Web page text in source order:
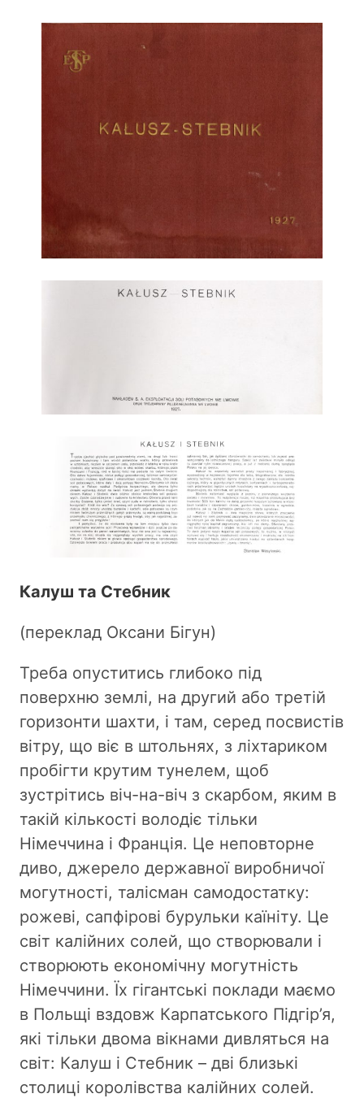
Калуш та Стебник
(переклад Оксани Бігун)
Треба опуститись глибоко під
поверхню землі, на другий або третій
горизонти шахти, і там, серед посвистів
вітру, що віє в штольнях, з ліхтариком
пробігти крутим тунелем, щоб
зустрітись віч-на-віч з скарбом, яким в
такій кількості володіє тільки
Німеччина і Франція. Це неповторне
диво, джерело державної виробничої
могутності, талісман самодостатку:
рожеві, сапфірові бурульки каїніту. Це
світ калійних солей, що створювали і
створюють економічну могутність
Німеччини. Їх гігантські поклади маємо
в Польщі вздовж Карпатського Підгір’я,
які тільки двома вікнами дивляться на
світ: Калуш і Стебник – дві близькі
столиці королівства калійних солей.